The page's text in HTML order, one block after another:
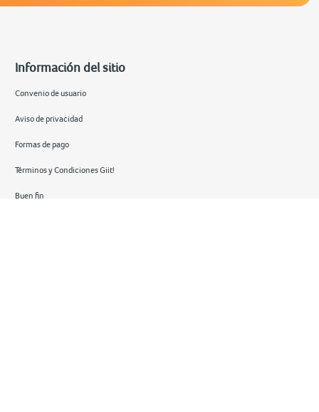
Información del sitio
Convenio de usuario
Aviso de privacidad
Formas de pago
Términos y Condiciones Giit!
Buen fin